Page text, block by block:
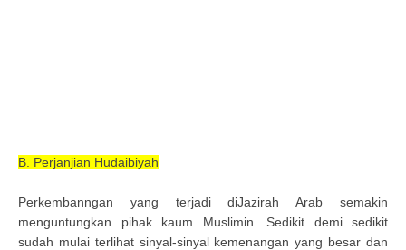
B. Perjanjian Hudaibiyah
Perkembanngan yang terjadi diJazirah Arab semakin
menguntungkan pihak kaum Muslimin. Sedikit demi sedikit
sudah mulai terlihat sinyal-sinyal kemenangan yang besar dan